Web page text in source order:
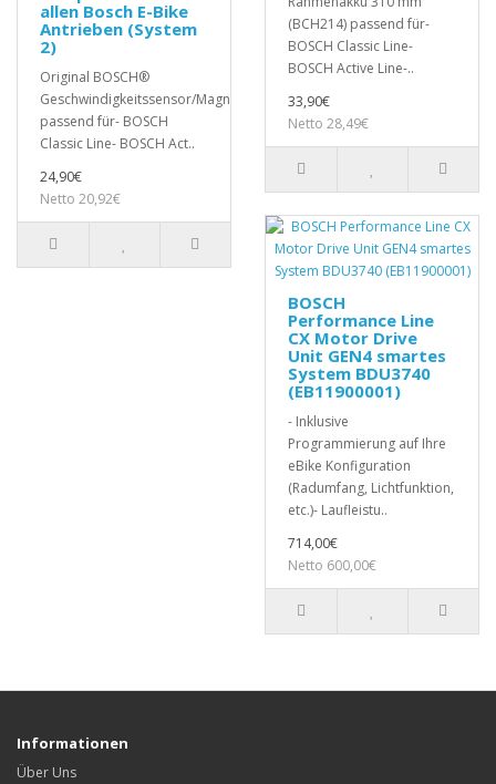
allen Bosch E-Bike
Antrieben (System
2)
Original BOSCH®
Geschwindigkeitssensor/Magnetsensor
passend für- BOSCH
Classic Line- BOSCH Act..
24,90€
Netto 20,92€
(BCH214) passend für-
BOSCH Classic Line-
BOSCH Active Line-..
33,90€
Netto 28,49€
BOSCH
Performance Line
CX Motor Drive
Unit GEN4 smartes
System BDU3740
(EB11900001)
- Inklusive
Programmierung auf Ihre
eBike Konfiguration
(Radumfang, Lichtfunktion,
etc.)- Laufleistu..
714,00€
Netto 600,00€
Informationen
Über Uns